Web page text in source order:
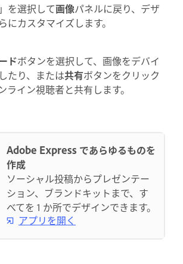
」を選択して画像パネルに戻り、デザ
にカスタマイズします。
ドボタンを選択して、画像をデバイ
たり、または共有ボタンをクリック
ライン視聴者と共有します。
Adobe Express であらゆるものを
作成
ソーシャル投稿からプレゼンテー
ション、ブランドキットまで、す
べてを 1 か所でデザインできます。
アプリを開く